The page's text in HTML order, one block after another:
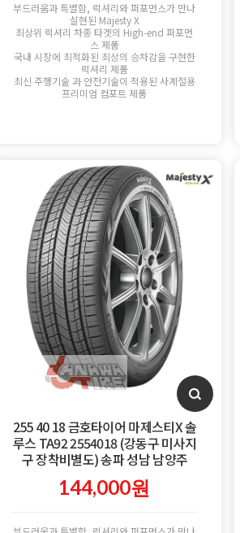
부드러움과 특별함, 럭셔리와 퍼포먼스가 만나
실현된 Majesty X
최상위 럭셔리 차종 타겟의 High-end 퍼포먼
스 제품
국내 시장에 최적화된 최상의 승차감을 구현한
럭셔리 제품
최신 주행기술 과 안전기술이 적용된 사계절용
프리미엄 컴포트 제품
255 40 18 금호타이어 마제스티X 솔
루스 TA92 2554018 (강동구 미사지
구 장착비별도) 송파 성남 남양주
144,000원